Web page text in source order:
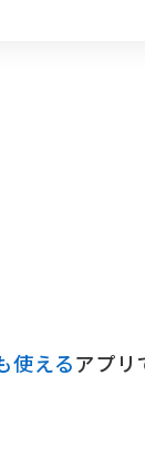
使えるアプリ